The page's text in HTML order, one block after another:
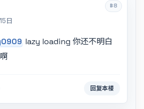
#8
日
lazy loading 你还不明白
回复本楼